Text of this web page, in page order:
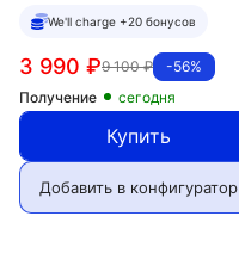
We'll charge +20 бонусов
-56%
9 100₽
3 990 ₽
Получение сегодня
Купить
Добавить в конфигуратор